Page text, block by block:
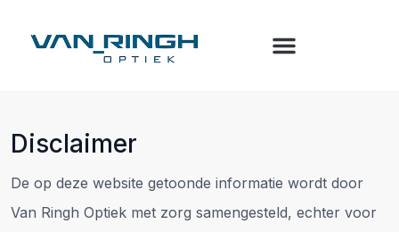
Disclaimer
De op deze website getoonde informatie wordt door
Van Ringh Optiek met zorg samengesteld, echter voor